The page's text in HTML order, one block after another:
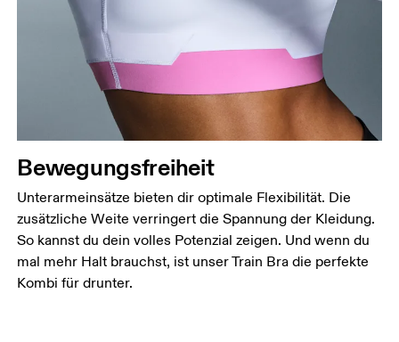
Bewegungsfreiheit
Unterarmeinsätze bieten dir optimale Flexibilität. Die
zusätzliche Weite verringert die Spannung der Kleidung.
So kannst du dein volles Potenzial zeigen. Und wenn du
mal mehr Halt brauchst, ist unser Train Bra die perfekte
Kombi für drunter.